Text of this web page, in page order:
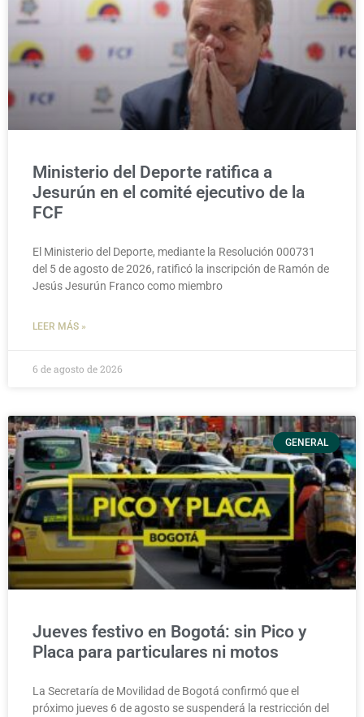
Ministerio del Deporte ratifica a
Jesurún en el comité ejecutivo de la
FCF
El Ministerio del Deporte, mediante la Resolución 000731
del 5 de agosto de 2026, ratificó la inscripción de Ramón de
Jesús Jesurún Franco como miembro
LEER MÁS »
6 de agosto de 2026
GENERAL
Jueves festivo en Bogotá: sin Pico y
Placa para particulares ni motos
La Secretaría de Movilidad de Bogotá confirmó que el
próximo jueves 6 de agosto se suspenderá la restricción del